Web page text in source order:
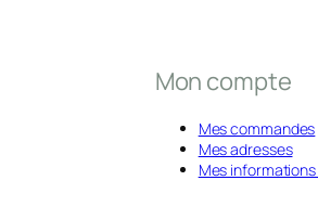
Mon compte
Mes commandes
Mes adresses
Mes